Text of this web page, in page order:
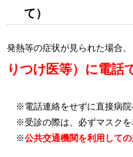
て）
発熱等の症状が見られた場合
りつけ医等）に電話
※電話連絡をせずに直接病
※受診の際は、必ずマスク
※公共交通機関を利用して